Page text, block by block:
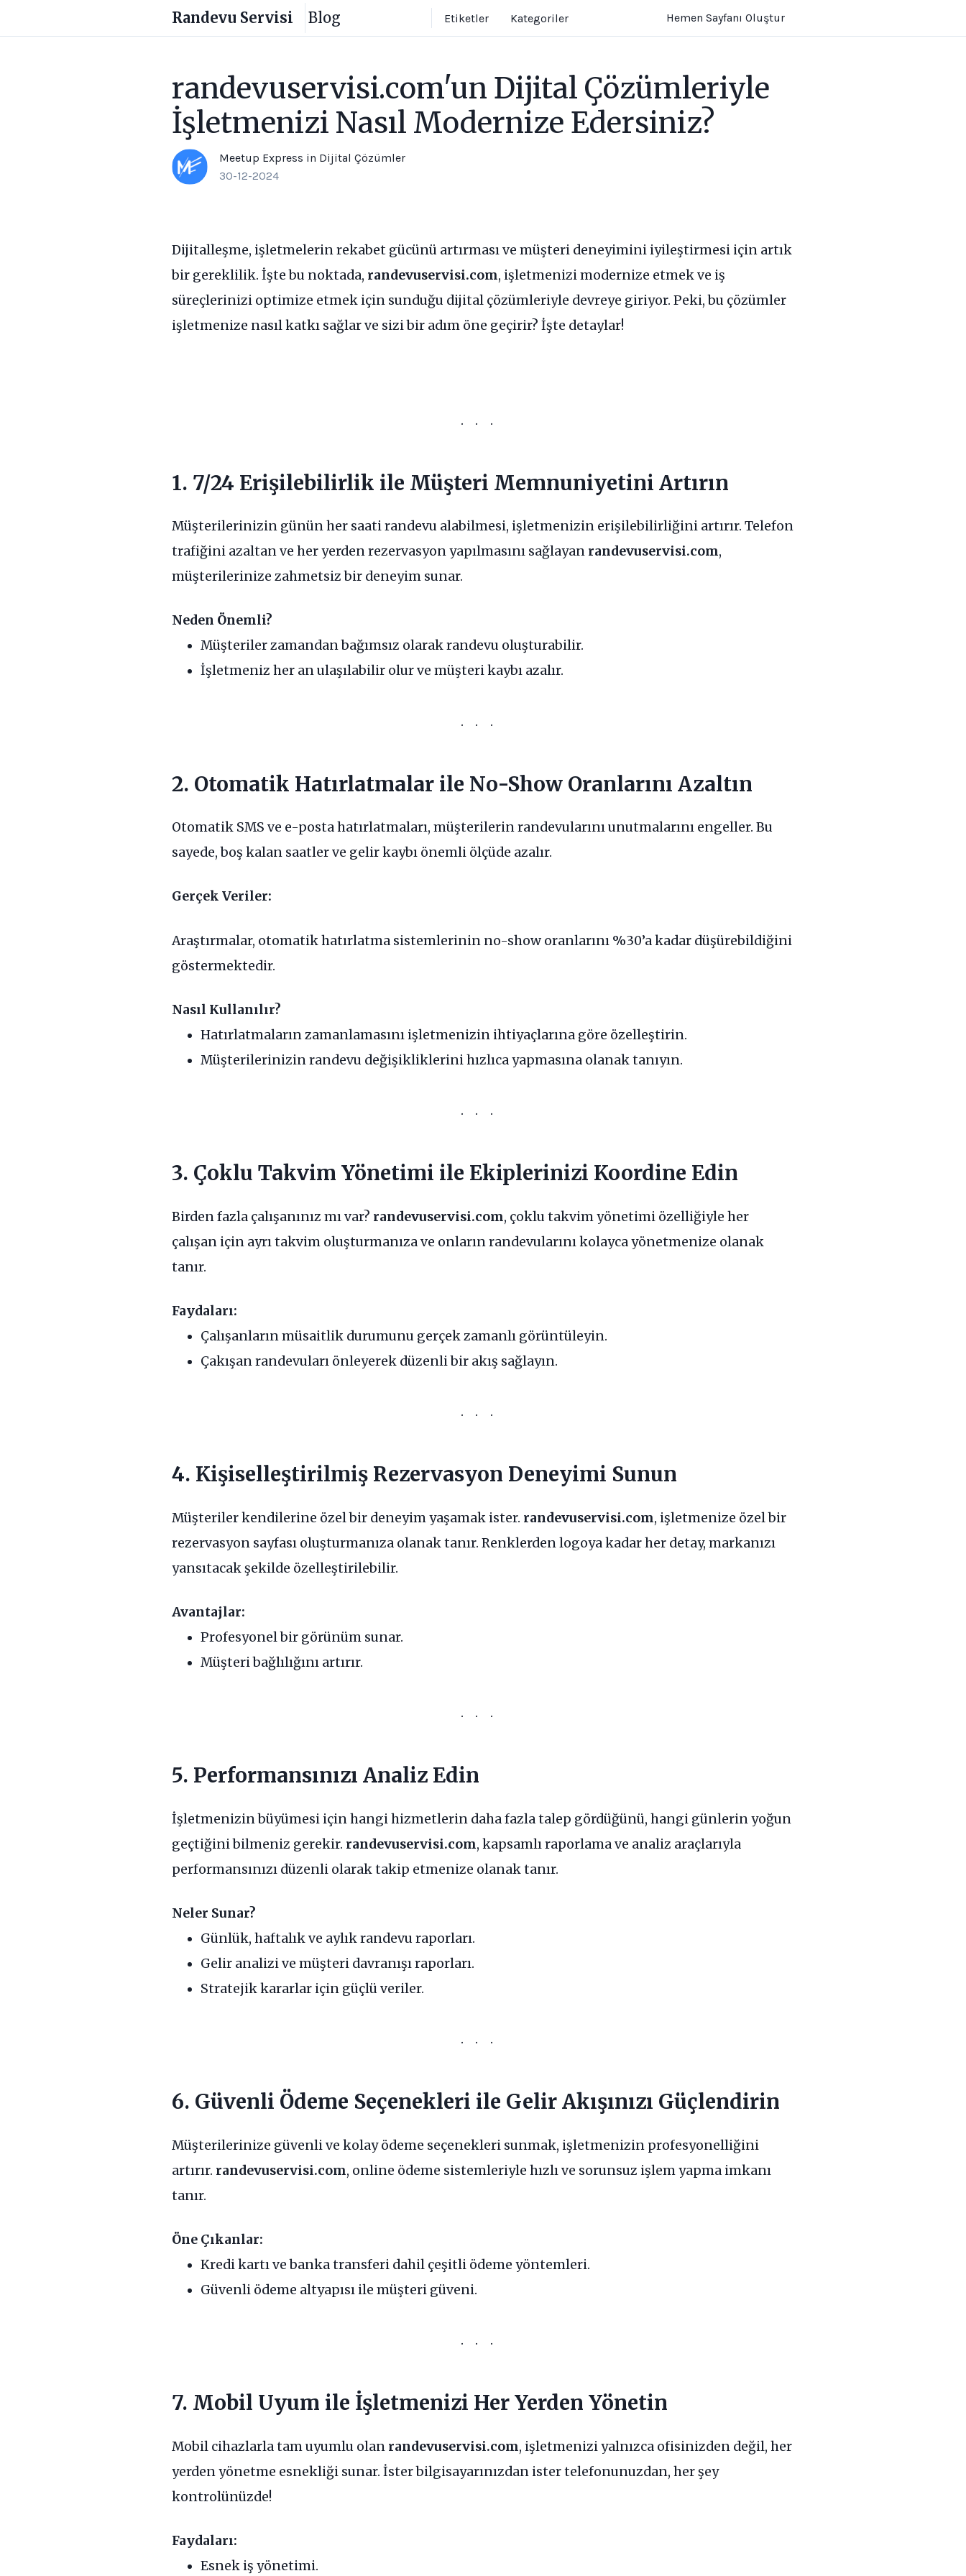
Randevu Servisi Blog Etiketler Kategoriler Hemen Sayfanı Oluştur
randevuservisi.com'un Dijital Çözümleriyle
İşletmenizi Nasıl Modernize Edersiniz?
Meetup Express in Dijital Çözümler
30-12-2024
Dijitalleşme, işletmelerin rekabet gücünü artırması ve müşteri deneyimini iyileştirmesi için artık
bir gereklilik. İşte bu noktada, randevuservisi.com, işletmenizi modernize etmek ve iş
süreçlerinizi optimize etmek için sunduğu dijital çözümleriyle devreye giriyor. Peki, bu çözümler
işletmenize nasıl katkı sağlar ve sizi bir adım öne geçirir? İşte detaylar!
1. 7/24 Erişilebilirlik ile Müşteri Memnuniyetini Artırın
Müşterilerinizin günün her saati randevu alabilmesi, işletmenizin erişilebilirliğini artırır. Telefon
trafiğini azaltan ve her yerden rezervasyon yapılmasını sağlayan randevuservisi.com,
müşterilerinize zahmetsiz bir deneyim sunar.
Neden Önemli?
Müşteriler zamandan bağımsız olarak randevu oluşturabilir.
İşletmeniz her an ulaşılabilir olur ve müşteri kaybı azalır.
2. Otomatik Hatırlatmalar ile No-Show Oranlarını Azaltın
Otomatik SMS ve e-posta hatırlatmaları, müşterilerin randevularını unutmalarını engeller. Bu
sayede, boş kalan saatler ve gelir kaybı önemli ölçüde azalır.
Gerçek Veriler:
Araştırmalar, otomatik hatırlatma sistemlerinin no-show oranlarını %30’a kadar düşürebildiğini
göstermektedir.
Nasıl Kullanılır?
Hatırlatmaların zamanlamasını işletmenizin ihtiyaçlarına göre özelleştirin.
Müşterilerinizin randevu değişikliklerini hızlıca yapmasına olanak tanıyın.
3. Çoklu Takvim Yönetimi ile Ekiplerinizi Koordine Edin
Birden fazla çalışanınız mı var? randevuservisi.com, çoklu takvim yönetimi özelliğiyle her
çalışan için ayrı takvim oluşturmanıza ve onların randevularını kolayca yönetmenize olanak
tanır.
Faydaları:
Çalışanların müsaitlik durumunu gerçek zamanlı görüntüleyin.
Çakışan randevuları önleyerek düzenli bir akış sağlayın.
4. Kişiselleştirilmiş Rezervasyon Deneyimi Sunun
Müşteriler kendilerine özel bir deneyim yaşamak ister. randevuservisi.com, işletmenize özel bir
rezervasyon sayfası oluşturmanıza olanak tanır. Renklerden logoya kadar her detay, markanızı
yansıtacak şekilde özelleştirilebilir.
Avantajlar:
Profesyonel bir görünüm sunar.
Müşteri bağlılığını artırır.
5. Performansınızı Analiz Edin
İşletmenizin büyümesi için hangi hizmetlerin daha fazla talep gördüğünü, hangi günlerin yoğun
geçtiğini bilmeniz gerekir. randevuservisi.com, kapsamlı raporlama ve analiz araçlarıyla
performansınızı düzenli olarak takip etmenize olanak tanır.
Neler Sunar?
Günlük, haftalık ve aylık randevu raporları.
Gelir analizi ve müşteri davranışı raporları.
Stratejik kararlar için güçlü veriler.
6. Güvenli Ödeme Seçenekleri ile Gelir Akışınızı Güçlendirin
Müşterilerinize güvenli ve kolay ödeme seçenekleri sunmak, işletmenizin profesyonelliğini
artırır. randevuservisi.com, online ödeme sistemleriyle hızlı ve sorunsuz işlem yapma imkanı
tanır.
Öne Çıkanlar:
Kredi kartı ve banka transferi dahil çeşitli ödeme yöntemleri.
Güvenli ödeme altyapısı ile müşteri güveni.
7. Mobil Uyum ile İşletmenizi Her Yerden Yönetin
Mobil cihazlarla tam uyumlu olan randevuservisi.com, işletmenizi yalnızca ofisinizden değil, her
yerden yönetme esnekliği sunar. İster bilgisayarınızdan ister telefonunuzdan, her şey
kontrolünüzde!
Faydaları:
Esnek iş yönetimi.